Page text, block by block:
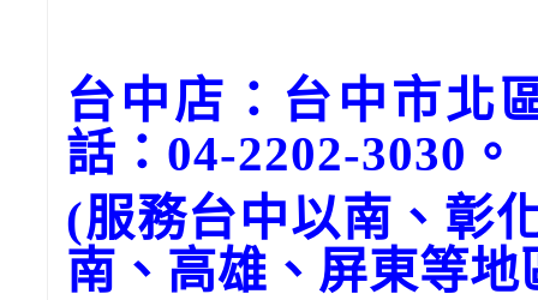
台中店：台中市北
話：04-2202-3030。
(服務台中以南、彰
南、高雄、屏東等地